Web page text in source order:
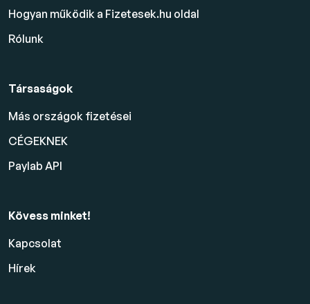
Hogyan működik a Fizetesek.hu oldal
Rólunk
Társaságok
Más országok fizetései
CÉGEKNEK
Paylab API
Kövess minket!
Kapcsolat
Hírek